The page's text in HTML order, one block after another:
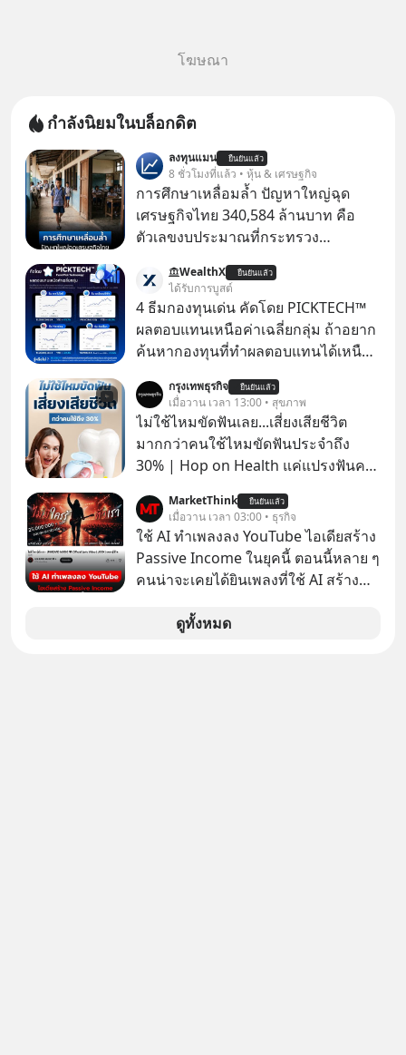
โฆษณา
กำลังนิยมในบล็อกดิต
ลงทุนแมน ยืนยันแล้ว
8 ชั่วโมงที่แล้ว • หุ้น & เศรษฐกิจ
การศึกษาเหลื่อมล้ำ ปัญหาใหญ่ฉุด
เศรษฐกิจไทย 340,584 ล้านบาท คือ
ตัวเลขงบประมาณที่กระทรวง
รายจ่ายประจำปี 2568 ซึ่งมากที่สุดเป็น
อันดับ 2 รองจากกระทรวงการคลัง
WealthX ยืนยันแล้ว
ได้รับการบูสต์
4 ธีมกองทุนเด่น คัดโดย PICKTECH™
ผลตอบแทนเหนือค่าเฉลี่ยกลุ่ม ถ้าอยาก
ค้นหากองทุนที่ทำผลตอบแทนได้เหนือ
ค้นหาข้อมูลและวิเคราะห์เองให้เสีย
เวลา แค่ใช้ PICKTECH™ บนแอป
WealthX ช่วยคัดกองทุนเด่นให้ได้
กรุงเทพธุรกิจ ยืนยันแล้ว
เมื่อวาน เวลา 13:00 • สุขภาพ
ไม่ใช้ไหมขัดฟันเลย...เสี่ยงเสียชีวิต
มากกว่าคนใช้ไหมขัดฟันประจำถึง
30% | Hop on Health แค่แปรงฟันคง
อายุ 5,000 คน มีข้อมูลที่น่าสนใจเกี่ยว
กับโรคต่างๆที่เกิดจากการไม่ใช้ไหมขัด
ฟันเป็นประจำ เสี่ยงเกิดโรคนำไปสู่การ
เสียชีวิต...อะไรคือสาเหตุติดตามได้ใน
MarketThink ยืนยันแล้ว
เมื่อวาน เวลา 03:00 • ธุรกิจ
ใช้ AI ทำเพลงลง YouTube ไอเดียสร้าง
Passive Income ในยุคนี้ ตอนนี้หลาย ๆ
คนน่าจะเคยได้ยินเพลงที่ใช้ AI สร้าง
รู้ตัวเรา” จากช่องชื่อว่า UNHEARD
ดูทั้งหมด